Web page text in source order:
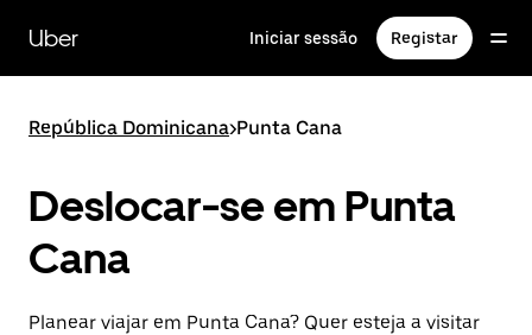
para
conteúdo
Uber Iniciar sessão Registar
República Dominicana>Punta Cana
Deslocar-se em Punta
Cana
Planear viajar em Punta Cana? Quer esteja a visitar